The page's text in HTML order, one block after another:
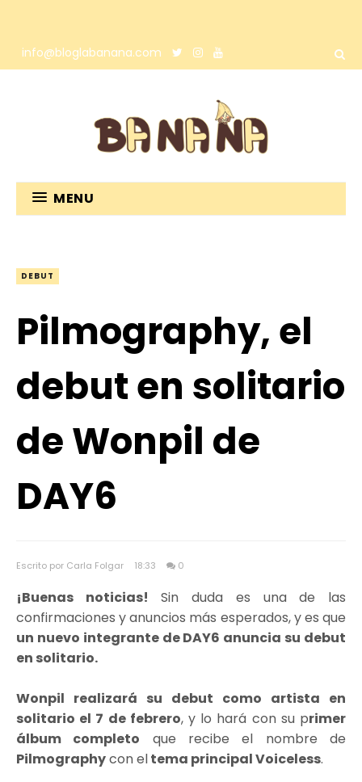
info@bloglabanana.com
MENU
DEBUT
Pilmography, el
debut en solitario
de Wonpil de
DAY6
Escrito por Carla Folgar 18:33 0
¡Buenas noticias! Sin duda es una de las
confirmaciones y anuncios más esperados, y es que
un nuevo integrante de DAY6 anuncia su debut
en solitario.
Wonpil realizará su debut como artista en
solitario el 7 de febrero, y lo hará con su primer
álbum completo que recibe el nombre de
Pilmographycon eltema principal Voiceless.